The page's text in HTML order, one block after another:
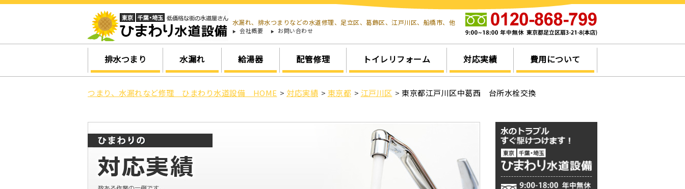
水漏れ、排水つまりなどの水道修理、足立区、葛飾区、江戸川区、船橋市、他
会社概要 お問い合わせ
排水つまり 水漏れ 給湯器 配管修理 トイレリフォーム 対応実績 費用について
つまり、水漏れなど修理 ひまわり水道設備 HOME > 対応実績 > 東京都 > 江戸川区 > 東京都江戸川区中葛西 台所水栓交換